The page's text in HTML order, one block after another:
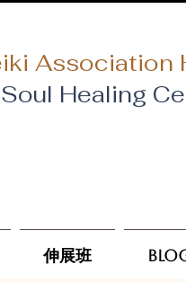
Association
Healing
伸展班